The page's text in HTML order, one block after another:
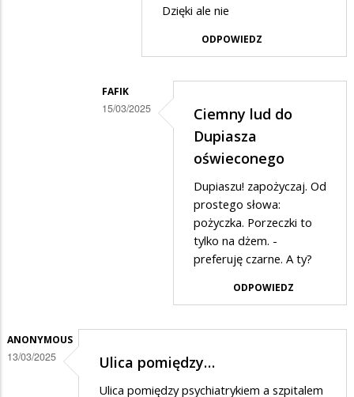
Dzięki ale nie
ODPOWIEDZ
FAFIK
15/03/2025
Ciemny lud do
Dupiasza
oświeconego
Dupiaszu! zapożyczaj. Od
prostego słowa:
pożyczka. Porzeczki to
tylko na dżem. -
preferuję czarne. A ty?
ODPOWIEDZ
ANONYMOUS
13/03/2025 Ulica pomiędzy…
Ulica pomiędzy psychiatrykiem a szpitalem